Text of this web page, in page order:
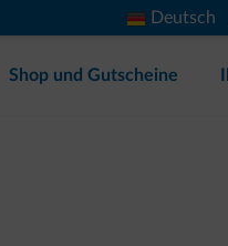
Deutsch
Shop und Gutscheine